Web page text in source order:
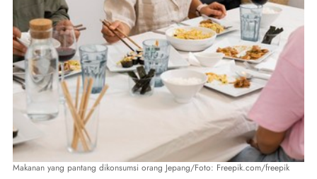
Makanan yang pantang dikonsumsi orang Jepang/Foto: Freepik.com/freepik